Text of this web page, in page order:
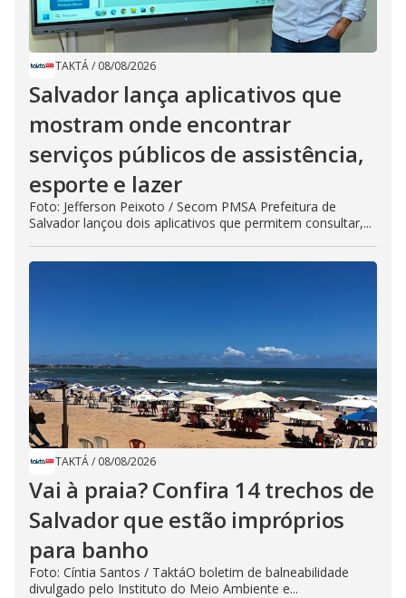
TAKTÁ/ 08/08/2026
Salvador lança aplicativos que
mostram onde encontrar
serviços públicos de assistência,
esporte e lazer
Foto: Jefferson Peixoto / Secom PMSA Prefeitura de
Salvador lançou dois aplicativos que permitem consultar,...
TAKTÁ/ 08/08/2026
Vai à praia? Confira 14 trechos de
Salvador que estão impróprios
para banho
Foto: Cíntia Santos / TaktáO boletim de balneabilidade
divulgado pelo Instituto do Meio Ambiente e...